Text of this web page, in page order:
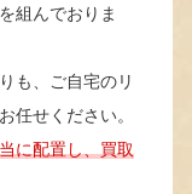
組んでおりま
も、ご自宅のリ
任せください。
に配置し、買取